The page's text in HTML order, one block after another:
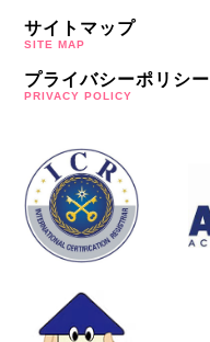
サイトマップ
SITE MAP
プライバシーポリシー
PRIVACY POLICY